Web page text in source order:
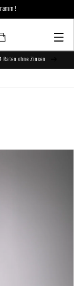
!
ohne Zinsen